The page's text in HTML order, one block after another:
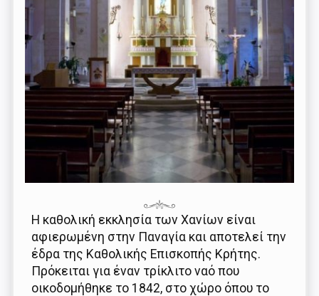
Η καθολική εκκλησία των Χανίων είναι
αφιερωμένη στην Παναγία και αποτελεί την
έδρα της Καθολικής Επισκοπής Κρήτης.
Πρόκειται για έναν τρίκλιτο ναό που
οικοδομήθηκε το 1842, στο χώρο όπου το